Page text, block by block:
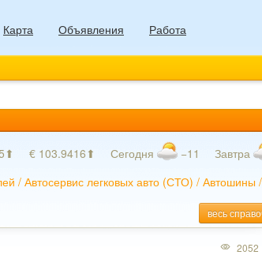
Карта Объявления Работа
€ 103.9416⬆ Сегодня −11 Завтра
/ Автосервис легковых авто (СТО) / Автошины /
весь
2052